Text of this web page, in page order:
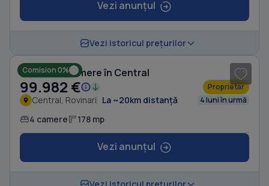
Vezi anunțul
Vezi istoricul prețurilor
Comision 0%
Casă cu 4 camere în Central
99.982 € Proprietar
Central, Rovinari La ~20km distanță 4 luni în urmă
4 camere 178 mp
Vezi anunțul
Vezi istoricul prețurilor